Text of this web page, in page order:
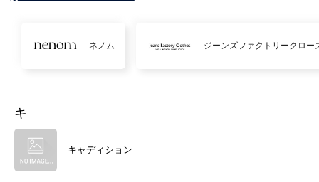
ネノム ジーンズファクトリークロー
キ
キャディション